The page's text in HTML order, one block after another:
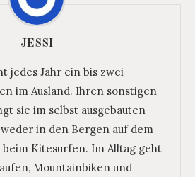
JESSI
jedes Jahr ein bis zwei
im Ausland. Ihren sonstigen
sie im selbst ausgebauten
in den Bergen auf dem
Kitesurfen. Im Alltag geht
Mountainbiken und